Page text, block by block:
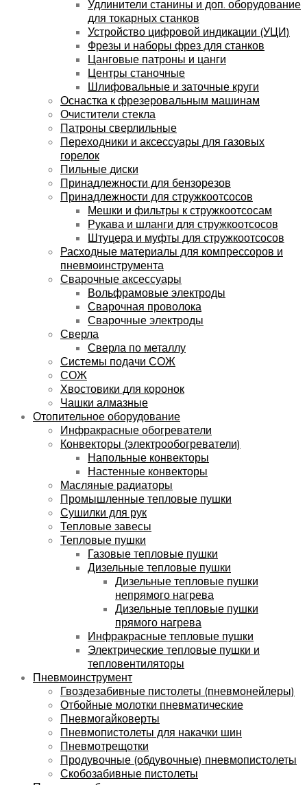
Удлинители станины и доп. оборудование
для токарных станков
Устройство цифровой индикации (УЦИ)
Фрезы и наборы фрез для станков
Цанговые патроны и цанги
Центры станочные
Шлифовальные и заточные круги
Оснастка к фрезеровальным машинам
Очистители стекла
Патроны сверлильные
Переходники и аксессуары для газовых
горелок
Пильные диски
Принадлежности для бензорезов
Принадлежности для стружкоотсосов
Мешки и фильтры к стружкоотсосам
Рукава и шланги для стружкоотсосов
Штуцера и муфты для стружкоотсосов
Расходные материалы для компрессоров и
пневмоинструмента
Сварочные аксессуары
Вольфрамовые электроды
Сварочная проволока
Сварочные электроды
Сверла
Сверла по металлу
Системы подачи СОЖ
СОЖ
Хвостовики для коронок
Чашки алмазные
Отопительное оборудование
Инфракрасные обогреватели
Конвекторы (электрообогреватели)
Напольные конвекторы
Настенные конвекторы
Масляные радиаторы
Промышленные тепловые пушки
Сушилки для рук
Тепловые завесы
Тепловые пушки
Газовые тепловые пушки
Дизельные тепловые пушки
Дизельные тепловые пушки
непрямого нагрева
Дизельные тепловые пушки
прямого нагрева
Инфракрасные тепловые пушки
Электрические тепловые пушки и
тепловентиляторы
Пневмоинструмент
Гвоздезабивные пистолеты (пневмонейлеры)
Отбойные молотки пневматические
Пневмогайковерты
Пневмопистолеты для накачки шин
Пневмотрещотки
Продувочные (обдувочные) пневмопистолеты
Скобозабивные пистолеты